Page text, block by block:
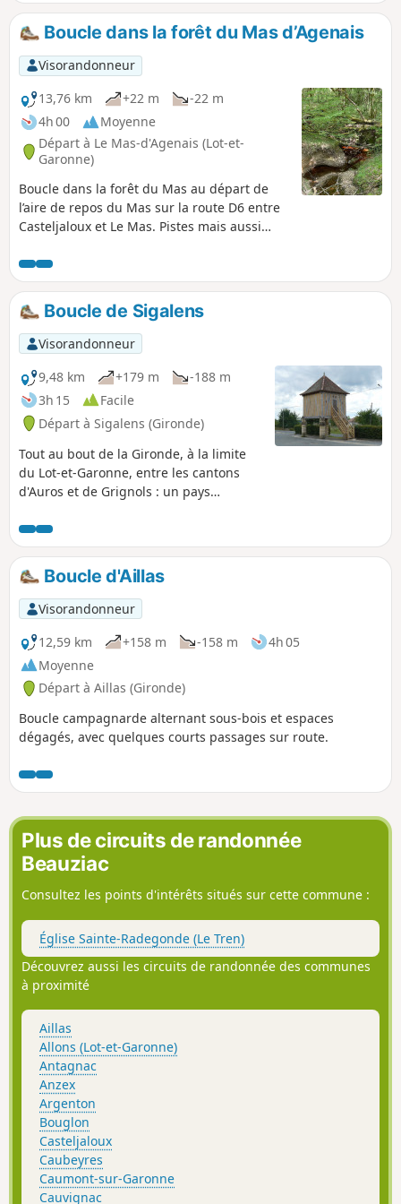
Boucle dans la forêt du Mas d’Agenais
Visorandonneur
13,76 km
+22 m
-22 m
4h 00
Moyenne
Départ à Le Mas-d'Agenais (Lot-et-
Garonne)
Boucle dans la forêt du Mas au départ de
l’aire de repos du Mas sur la route D6 entre
Casteljaloux et Le Mas. Pistes mais aussi
cartes, avoir le gpx à portée de vue est
préférable. Les chemins ont été faits par les
marcheurs, VTT, chevaux et il y en a
beaucoup. Pas de hors-sentier. Randonnée
dans la forêt à l’ombre, agréable en été mais
à éviter lors de fortes pluies et durant la
saison de la chasse à la palombe.
Boucle de Sigalens
Visorandonneur
9,48 km
+179 m
-188 m
3h 15
Facile
Départ à Sigalens (Gironde)
Tout au bout de la Gironde, à la limite
du Lot-et-Garonne, entre les cantons
d'Auros et de Grignols : un pays
fréquenté. À découvrir ... sauf en
octobre et novembre en période de
chasse à la palombe.
Boucle d'Aillas
Visorandonneur
12,59 km
+158 m -158 m
4h 05
Moyenne
Départ à Aillas (Gironde)
Boucle campagnarde alternant sous-bois et espaces
dégagés, avec quelques courts passages sur route.
Plus de circuits de randonnée
Beauziac
Consultez les points d'intérêts situés sur cette commune :
Église Sainte-Radegonde (Le Tren)
Découvrez aussi les circuits de randonnée des communes
à proximité
Aillas
Allons (Lot-et-Garonne)
Antagnac
Anzex
Argenton
Bouglon
Casteljaloux
Caubeyres
Caumont-sur-Garonne
Cauvignac